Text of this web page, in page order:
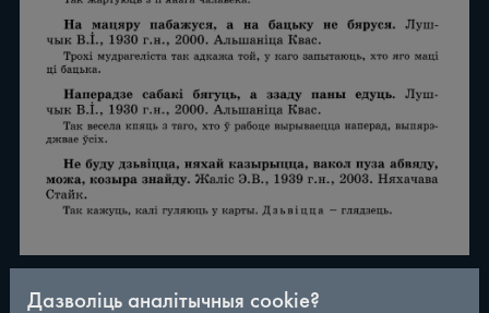
◀ / 290
Дазволіць аналітычныя cookie?